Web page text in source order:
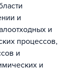
и
и
процессов,
и
и